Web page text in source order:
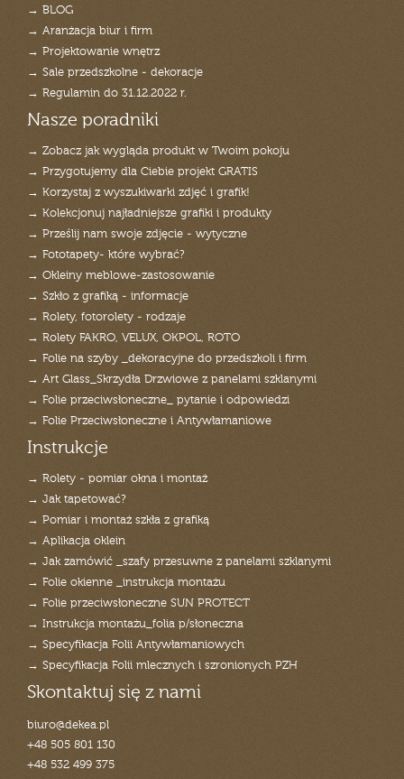
→ BLOG
→ Aranżacja biur i firm
→ Projektowanie wnętrz
→ Sale przedszkolne - dekoracje
→ Regulamin do 31.12.2022 r.
Nasze poradniki
→ Zobacz jak wygląda produkt w Twoim pokoju
→ Przygotujemy dla Ciebie projekt GRATIS
→ Korzystaj z wyszukiwarki zdjęć i grafik!
→ Kolekcjonuj najładniejsze grafiki i produkty
→ Prześlij nam swoje zdjęcie - wytyczne
→ Fototapety- które wybrać?
→ Okleiny meblowe-zastosowanie
→ Szkło z grafiką - informacje
→ Rolety, fotorolety - rodzaje
→ Rolety FAKRO, VELUX, OKPOL, ROTO
→ Folie na szyby _dekoracyjne do przedszkoli i firm
→ Art Glass_Skrzydła Drzwiowe z panelami szklanymi
→ Folie przeciwsłoneczne_ pytanie i odpowiedzi
→ Folie Przeciwsłoneczne i Antywłamaniowe
Instrukcje
→ Rolety - pomiar okna i montaż
→ Jak tapetować?
→ Pomiar i montaż szkła z grafiką
→ Aplikacja oklein
→ Jak zamówić _szafy przesuwne z panelami szklanymi
→ Folie okienne _instrukcja montażu
→ Folie przeciwsłoneczne SUN PROTECT
→ Instrukcja montażu_folia p/słoneczna
→ Specyfikacja Folii Antywłamaniowych
→ Specyfikacja Folii mlecznych i szronionych PZH
Skontaktuj się z nami
biuro@dekea.pl
+48 505 801 130
+48 532 499 375